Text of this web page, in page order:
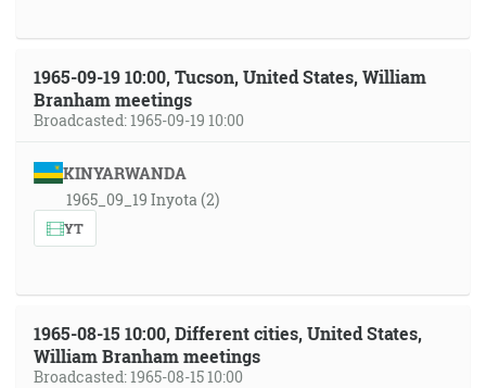
1965-09-19 10:00, Tucson, United States, William
Branham meetings
Broadcasted: 1965-09-19 10:00
KINYARWANDA
1965_09_19 Inyota (2)
YT
1965-08-15 10:00, Different cities, United States,
William Branham meetings
Broadcasted: 1965-08-15 10:00